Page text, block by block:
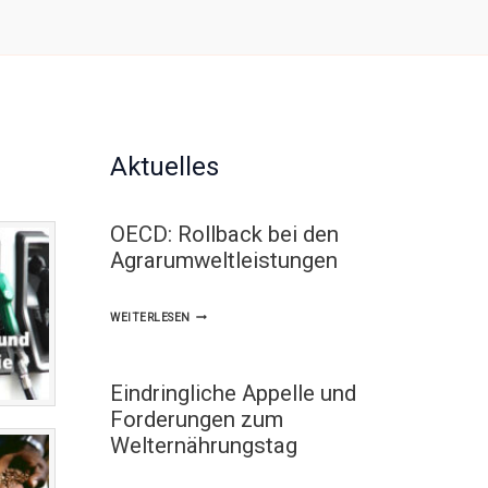
Aktuelles
OECD: Rollback bei den
Agrarumweltleistungen
WEITERLESENOECD:
AGRARUMWELTLEISTUNGEN
Eindringliche Appelle und
Forderungen zum
Welternährungstag